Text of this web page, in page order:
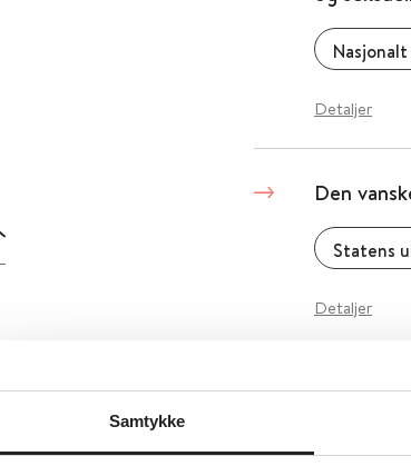
Samtykke
Detaljer
Den
Detaljer
Rett til